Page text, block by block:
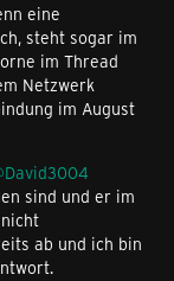
eine
steht sogar im
im Thread
Netzwerk
im August
David3004
sind und er im
ab und ich bin